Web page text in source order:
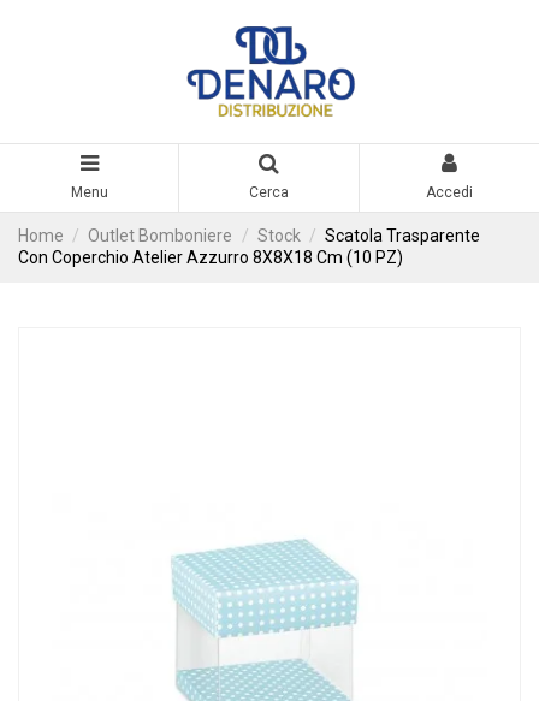
Menu Cerca Accedi
Home Outlet Bomboniere Stock
Scatola Trasparente
Con Coperchio Atelier Azzurro 8X8X18 Cm (10 PZ)